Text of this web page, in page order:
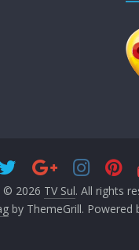
© 2026 TV Sul. All rights
by ThemeGrill. Powered